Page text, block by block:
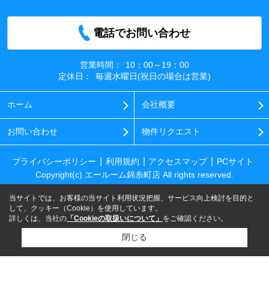
電話でお問い合わせ
営業時間：
10：00～19：00
定休日：
毎週水曜日(祝日の場合は営業)
ホーム 会社概要
お問い合わせ 物件リクエスト
プライバシーポリシー 利用規約 アクセスマップ
PCサイト
Copyright(c) エールーム錦糸町店 All rights reserved.
当サイトでは、お客様の当サイト利用状況把握、サービス向上検討を目的と
して、クッキー（Cookie）を使用しています。
詳しくは、当社の 「Cookieの取扱いについて」 をご確認ください。
閉じる